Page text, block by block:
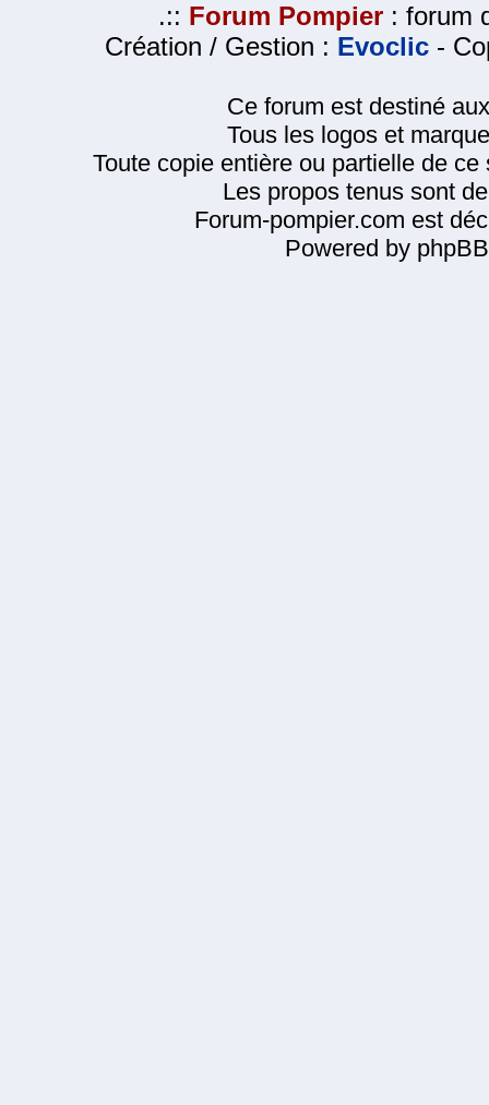
.:: Forum Pompier : forum
Création / Gestion : Evoclic -
Ce forum est destiné
Tous les logos et
Toute copie entière ou partielle de
Les propos tenus sont
Forum-pompier.com est
Powered by